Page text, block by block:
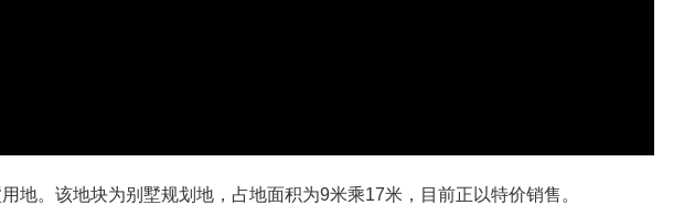
。该地块为别墅规划地，占地面积为9米乘17米，目前正以特价销售。